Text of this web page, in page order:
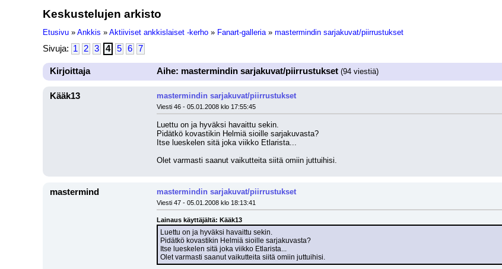
Keskustelujen arkisto
Etusivu » Ankkis » Aktiiviset ankkislaiset -kerho » Fanart-galleria » mastermindin sarjakuvat/piirrustukset
Sivuja: 1 2 3 4 5 6 7
Kirjoittaja Aihe: mastermindin sarjakuvat/piirrustukset (94 viestiä)
Kääk13 mastermindin sarjakuvat/piirrustukset
Viesti 46 - 05.01.2008 klo 17:55:45
Luettu on ja hyväksi havaittu sekin.
Pidätkö kovastikin Helmiä sioille sarjakuvasta?
Itse lueskelen sitä joka viikko Etlarista...
Olet varmasti saanut vaikutteita siitä omiin juttuihisi.
mastermind mastermindin sarjakuvat/piirrustukset
Viesti 47 - 05.01.2008 klo 18:13:41
Lainaus käyttäjältä: Kääk13
Luettu on ja hyväksi havaittu sekin.
Pidätkö kovastikin Helmiä sioille sarjakuvasta?
Itse lueskelen sitä joka viikko Etlarista...
Olet varmasti saanut vaikutteita siitä omiin juttuihisi.